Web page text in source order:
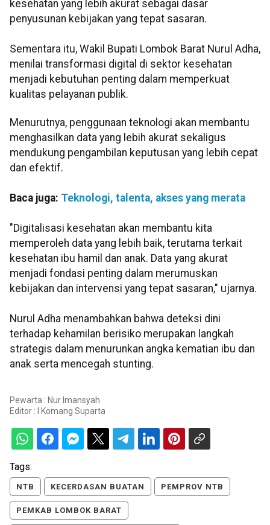
kesehatan yang lebih akurat sebagai dasar
penyusunan kebijakan yang tepat sasaran.
Sementara itu, Wakil Bupati Lombok Barat Nurul Adha,
menilai transformasi digital di sektor kesehatan
menjadi kebutuhan penting dalam memperkuat
kualitas pelayanan publik.
Menurutnya, penggunaan teknologi akan membantu
menghasilkan data yang lebih akurat sekaligus
mendukung pengambilan keputusan yang lebih cepat
dan efektif.
Baca juga: Teknologi, talenta, akses yang merata
"Digitalisasi kesehatan akan membantu kita
memperoleh data yang lebih baik, terutama terkait
kesehatan ibu hamil dan anak. Data yang akurat
menjadi fondasi penting dalam merumuskan
kebijakan dan intervensi yang tepat sasaran," ujarnya.
Nurul Adha menambahkan bahwa deteksi dini
terhadap kehamilan berisiko merupakan langkah
strategis dalam menurunkan angka kematian ibu dan
anak serta mencegah stunting.
Pewarta : Nur Imansyah
Editor :
I Komang Suparta
Tags:
NTB KECERDASAN BUATAN PEMPROV NTB
PEMKAB LOMBOK BARAT